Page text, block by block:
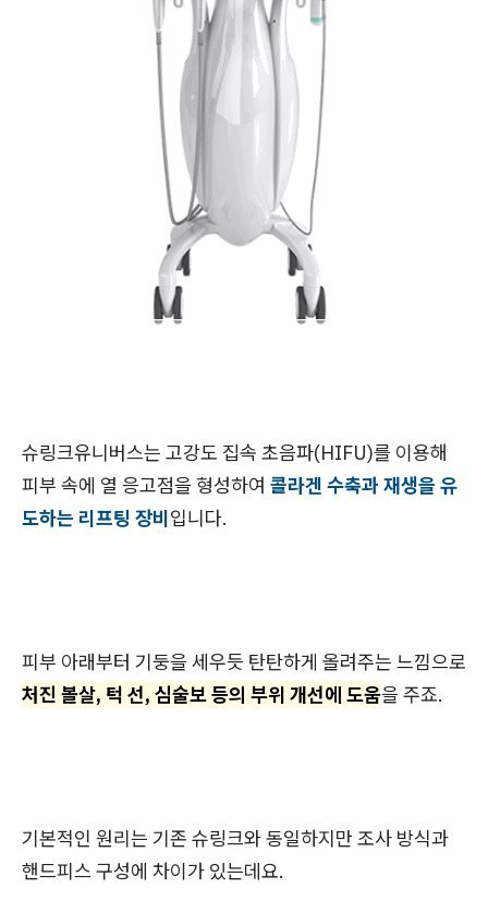
슈링크유니버스는 고강도 집속 초음파(HIFU)를 이용해
피부 속에 열 응고점을 형성하여 콜라겐 수축과 재생을 유
도하는 리프팅 장비입니다.
피부 아래부터 기둥을 세우듯 탄탄하게 올려주는 느낌으로
처진 볼살, 턱 선, 심술보 등의 부위 개선에 도움을 주죠.
기본적인 원리는 기존 슈링크와 동일하지만 조사 방식과
핸드피스 구성에 차이가 있는데요.